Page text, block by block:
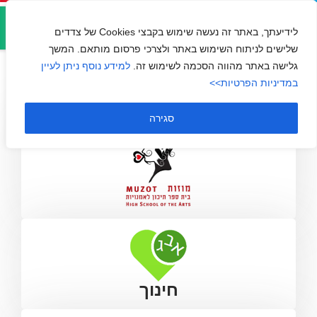
לידיעתך, באתר זה נעשה שימוש בקבצי Cookies של צדדים
שלישים לניתוח השימוש באתר ולצרכי פרסום מותאם. המשך
גלישה באתר מהווה הסכמה לשימוש זה. למידע נוסף ניתן לעיין
במדיניות הפרטיות>>
סגירה
מוזות
חינוך